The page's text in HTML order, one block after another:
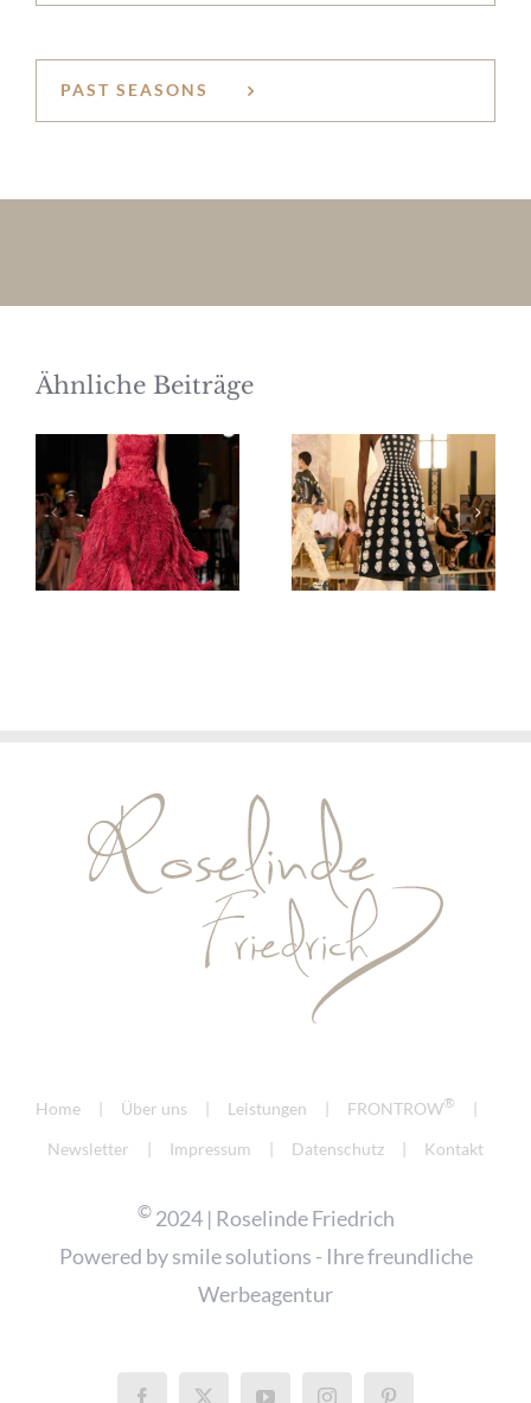
PAST SEASONS
Ähnliche Beiträge
Elie Saab
Haute
Couture
Herbst/Winter
2026/27
Schiaparelli
Haute
Couture
Herbst/Winter
2026/27
Home Über uns Leistungen FRONTROW®
Newsletter Impressum Datenschutz Kontakt
©2024 | Roselinde Friedrich
Powered bysmile solutions - Ihre freundliche
Werbeagentur